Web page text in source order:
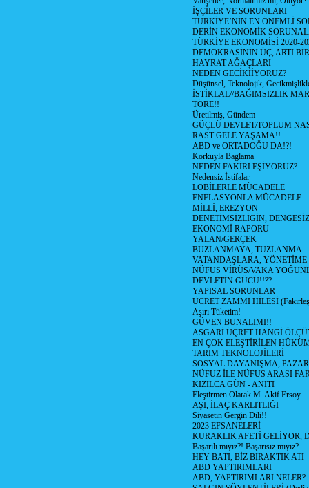
İŞÇİLER VE SORUNLARI
TÜRKİYE’NİN EN ÖNEMLİ
DERİN EKONOMİK
TÜRKİYE EKONOMİSİ 2020-
DEMOKRASİNİN ÜÇ, ARTI
HAYRAT AĞAÇLARI
NEDEN GECİKİİYORUZ?
Düşünsel, Teknolojik,
İSTİKLAL//BAĞIMSIZLIK
TÖRE!!
Üretilmiş, Gündem
GÜÇLÜ DEVLET/TOPLUM
RAST GELE YAŞAMA!!
ABD ve ORTADOĞU DA!?!
Korkuyla Baglama
NEDEN FAKİRLEŞİYORUZ?
Nedensiz İstifalar
LOBİLERLE MÜCADELE
ENFLASYONLA MÜCADELE
MİLLİ, EREZYON
DENETİMSİZLİGİN,
EKONOMİ RAPORU
YALAN/GERÇEK
BUZLANMAYA, TUZLANMA
VATANDAŞLARA,
NÜFUS VİRÜS/VAKA
DEVLETİN GÜCÜ!!??
YAPISAL SORUNLAR
ÜCRET ZAMMI HİLESİ
Aşırı Tüketim!
GÜVEN BUNALIMI!!
ASGARİ ÜÇRET HANGİ
EN ÇOK ELEŞTİRİLEN
TARIM TEKNOLOJİLERİ
SOSYAL DAYANIŞMA,
NÜFUZ İLE NÜFUS ARASI
KIZILCA GÜN - ANITI
Eleştirmen Olarak M. Akif Ersoy
AŞI, İLAÇ KARLITLIĞI
Siyasetin Gergin Dili!!
2023 EFSANELERİ
KURAKLIK AFETİ GELİYOR,
Başarılı mıyız?! Başarısız mıyız?
HEY BATI, BİZ BIRAKTIK ATI
ABD YAPTIRIMLARI
ABD, YAPTIRIMLARI NELER?